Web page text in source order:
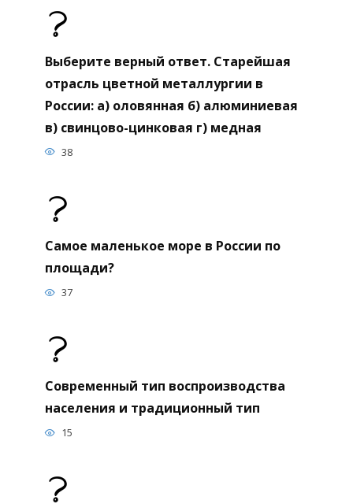
Выберите верный ответ. Старейшая
отрасль цветной металлургии в
России: а) оловянная б) алюминиевая
в) свинцово-цинковая г) медная
38
Самое маленькое море в России по
площади?
37
Современный тип воспроизводства
населения и традиционный тип
15